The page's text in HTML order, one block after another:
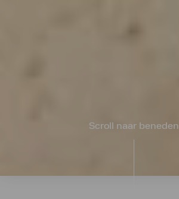
Scroll naar beneden